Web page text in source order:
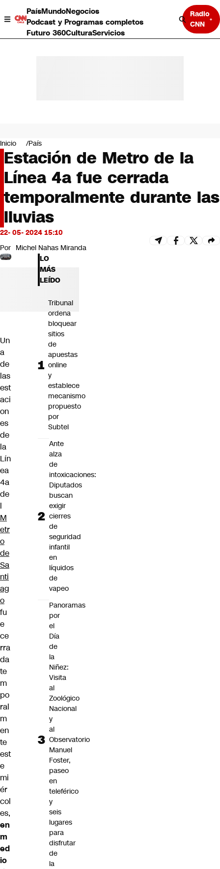
PaísMundoNegocios
Podcast y Programas completos
Futuro 360CulturaServicios
Radio
CNN
Negocios
Deportes
Programas completos
Cultura
Servicios
Bits
CNN Data
CNN tiempo
Futuro 360
Inicio País
Estación de Metro de la
Línea 4a fue cerrada
temporalmente durante las
lluvias
22- 05- 2024 15:10
Por Michel Nahas Miranda
Un
a
de
las
est
aci
on
es
de
la
Lín
ea
4a
de
l
M
etr
o
de
Sa
nti
ag
o
fu
e
ce
rra
da
te
m
po
ral
m
en
te
est
e
mi
ér
col
es,
en
m
ed
io
LO
MÁS
LEÍDO
Tribunal
ordena
bloquear
sitios
de
apuestas
online
y
establece
mecanismo
propuesto
por
Subtel
Ante
alza
de
intoxicaciones:
Diputados
buscan
exigir
cierres
de
seguridad
infantil
en
líquidos
de
vapeo
Panoramas
por
el
Día
de
la
Niñez:
Visita
al
Zoológico
Nacional
y
al
Observatorio
Manuel
Foster,
paseo
en
teleférico
y
seis
lugares
para
disfrutar
de
la